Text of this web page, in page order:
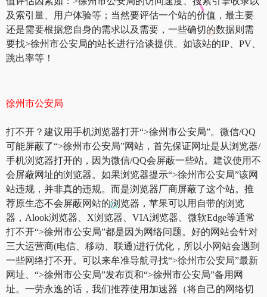
及索引量、用户体验等；当然要评估一个站的价值，最主要
还是需要根据您自身的需求以及需要，一些确切的数据则需
要找>徐州市公安局的站长进行洽谈提供。如该站的IP、PV、
跳出率等！
徐州市公安局
打不开？建议用手机浏览器打开“>徐州市公安局”。微信/QQ
可能屏蔽了“>徐州市公安局”网站，首先保证网址是从浏览器/
手机浏览器打开的，因为微信/QQ会屏蔽一些站。建议使用不
会屏蔽网址的浏览器。如果浏览器提示“>徐州市公安局”该网
站违规，并非真的违规。而是浏览器厂商屏蔽了这个站。推
荐原生态不会屏蔽网站的浏览器，苹果可以用自带的浏览
器，Alook浏览器、X浏览器、VIA浏览器、微软Edge等通常
打不开“>徐州市公安局”都是因为网络问题。好的网站会针对
三大运营商(电信、移动、联通)进行优化，所以小网站会遇到
一些网络打不开。可以来牟准导航寻找“>徐州市公安局”最新
网址、“>徐州市公安局”发布页和“>徐州市公安局”备用网
址。一劳永逸的话，我们推荐使用加速器（将自己的网络切